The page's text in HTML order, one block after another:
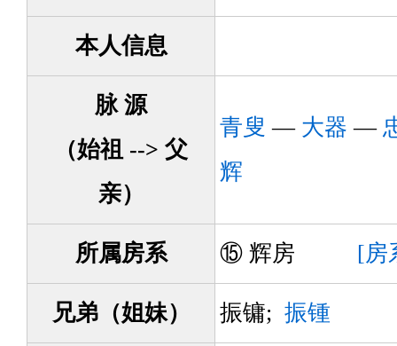
本人信息
脉 源
（始祖 --> 父
亲）
青叟 — 大器 —
辉
所属房系 ⑮ 辉房 [房
兄弟（姐妹） 振镛; 振锺